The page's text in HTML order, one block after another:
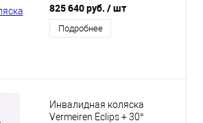
825 640 руб. / шт
Подробнее
Инвалидная коляска
Vermeiren Eclips + 30°